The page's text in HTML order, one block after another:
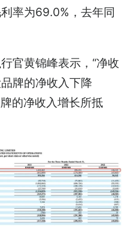
率为69.0%，去年同
官黄锦峰表示，“净收
牌的净收入下降
的净收入增长所抵